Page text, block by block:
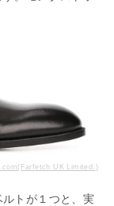
UK Limited.)
トが１つと、実